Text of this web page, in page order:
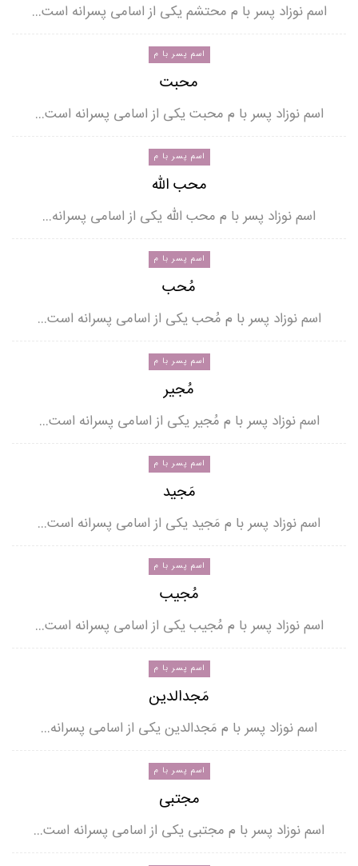
اسم نوزاد پسر با م محتشم یکی از اسامی پسرانه است…
اسم پسر با م
محبت
اسم نوزاد پسر با م محبت یکی از اسامی پسرانه است…
اسم پسر با م
محب الله
اسم نوزاد پسر با م محب الله یکی از اسامی پسرانه…
اسم پسر با م
مُحب
اسم نوزاد پسر با م مُحب یکی از اسامی پسرانه است…
اسم پسر با م
مُجیر
اسم نوزاد پسر با م مُجیر یکی از اسامی پسرانه است…
اسم پسر با م
مَجید
اسم نوزاد پسر با م مَجید یکی از اسامی پسرانه است…
اسم پسر با م
مُجیب
اسم نوزاد پسر با م مُجیب یکی از اسامی پسرانه است…
اسم پسر با م
مَجدالدین
اسم نوزاد پسر با م مَجدالدین یکی از اسامی پسرانه…
اسم پسر با م
مجتبی
اسم نوزاد پسر با م مجتبی یکی از اسامی پسرانه است…